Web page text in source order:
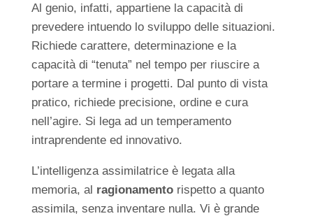
Al genio, infatti, appartiene la capacità di
prevedere intuendo lo sviluppo delle situazioni.
Richiede carattere, determinazione e la
capacità di “tenuta” nel tempo per riuscire a
portare a termine i progetti. Dal punto di vista
pratico, richiede precisione, ordine e cura
nell’agire. Si lega ad un temperamento
intraprendente ed innovativo.
L’intelligenza assimilatrice è legata alla
memoria, al ragionamentorispetto a quanto
assimila, senza inventare nulla. Vi è grande